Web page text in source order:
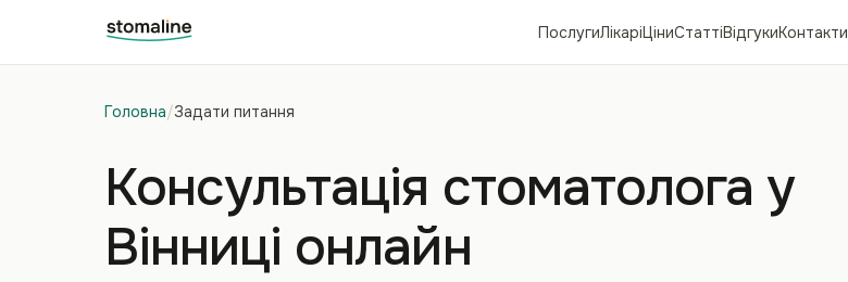
ПослугиЛікаріЦіниСтаттіВідгукиКонтакти
Головна/Задати питання
Консультація стоматолога у
Вінниці онлайн